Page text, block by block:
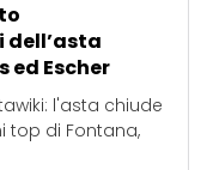
ed Escher
l'asta chiude
top di Fontana,